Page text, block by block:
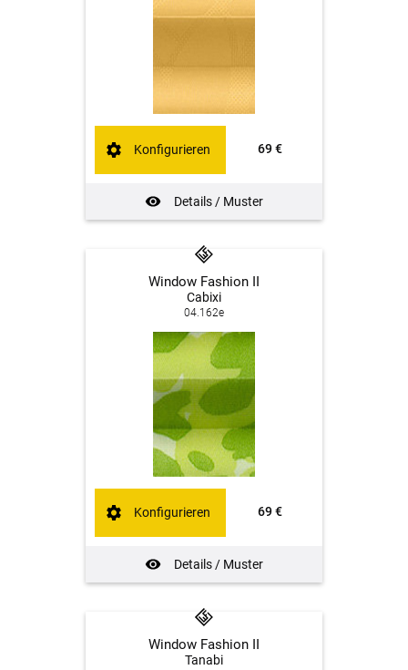
69 €
Details / Muster
Konfigurieren
Window Fashion II
Cabixi
04.162e
69 €
Details / Muster
Konfigurieren
Window Fashion II
Tanabi